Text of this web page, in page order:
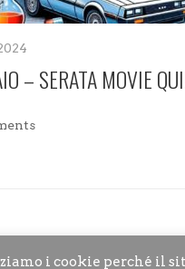
– SERATA MOVIE
i cookie perché il